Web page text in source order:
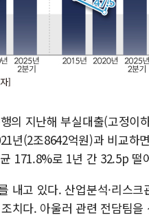
의 지난해 부실대출(고정이
년(2조8642억원)과 비교하
171.8%로 1년 간 32.5p 떨
내고 있다. 산업분석·리스
치다. 아울러 관련 전담팀